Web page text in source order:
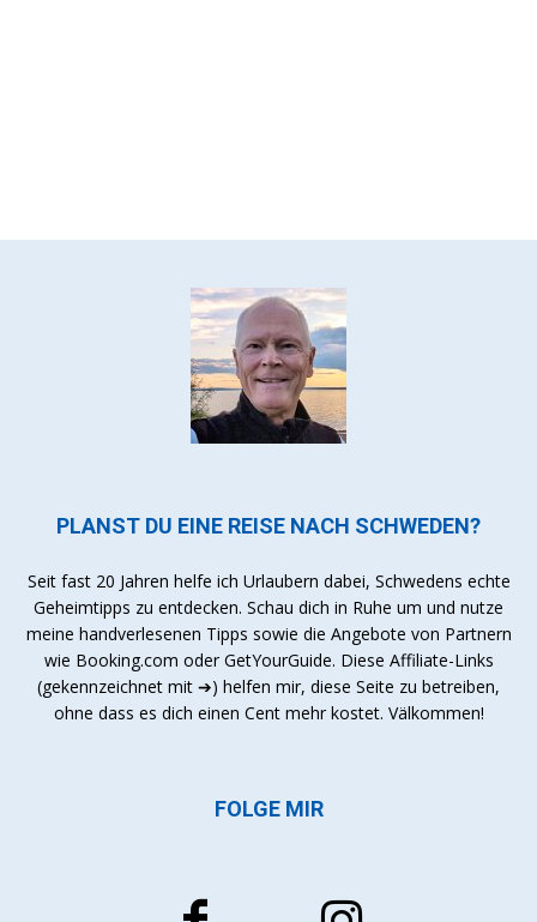
PLANST DU EINE REISE NACH SCHWEDEN?
Seit fast 20 Jahren helfe ich Urlaubern dabei, Schwedens echte
Geheimtipps zu entdecken. Schau dich in Ruhe um und nutze
meine handverlesenen Tipps sowie die Angebote von Partnern
wie Booking.com oder GetYourGuide. Diese Affiliate-Links
(gekennzeichnet mit ➔) helfen mir, diese Seite zu betreiben,
ohne dass es dich einen Cent mehr kostet. Välkommen!
FOLGE MIR